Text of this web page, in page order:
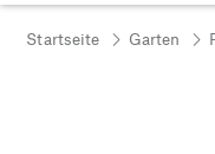
Startseite Garten